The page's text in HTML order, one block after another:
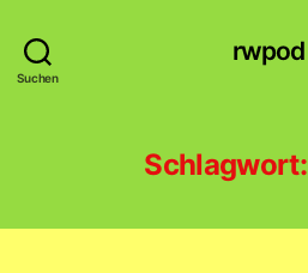
Suchen
rwpod
Schlagwort: